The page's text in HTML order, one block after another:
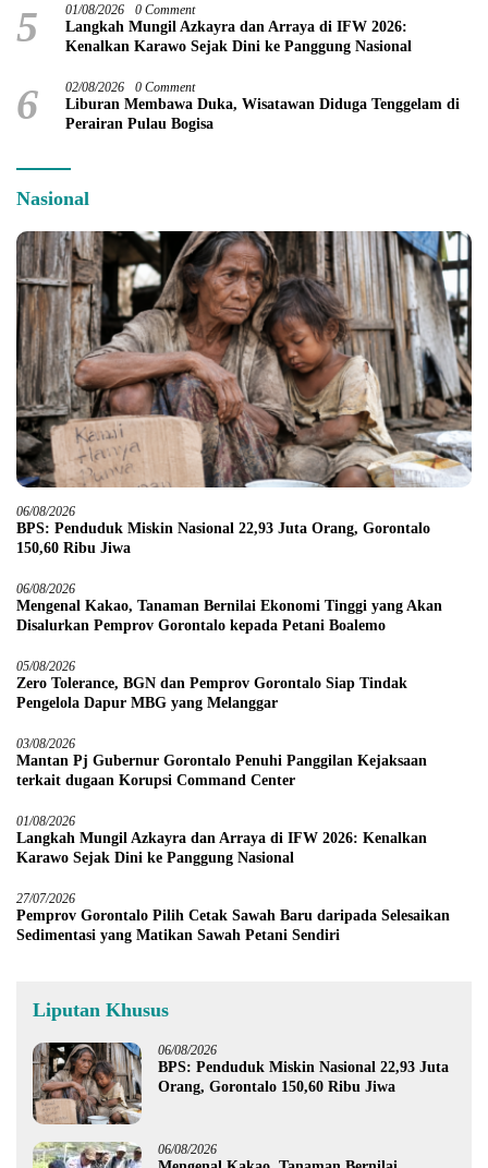
5 01/08/2026 0 Comment
Langkah Mungil Azkayra dan Arraya di IFW 2026:
Kenalkan Karawo Sejak Dini ke Panggung Nasional
6 02/08/2026 0 Comment
Liburan Membawa Duka, Wisatawan Diduga Tenggelam di
Perairan Pulau Bogisa
Nasional
06/08/2026
BPS: Penduduk Miskin Nasional 22,93 Juta Orang, Gorontalo
150,60 Ribu Jiwa
06/08/2026
Mengenal Kakao, Tanaman Bernilai Ekonomi Tinggi yang Akan
Disalurkan Pemprov Gorontalo kepada Petani Boalemo
05/08/2026
Zero Tolerance, BGN dan Pemprov Gorontalo Siap Tindak
Pengelola Dapur MBG yang Melanggar
03/08/2026
Mantan Pj Gubernur Gorontalo Penuhi Panggilan Kejaksaan
terkait dugaan Korupsi Command Center
01/08/2026
Langkah Mungil Azkayra dan Arraya di IFW 2026: Kenalkan
Karawo Sejak Dini ke Panggung Nasional
27/07/2026
Pemprov Gorontalo Pilih Cetak Sawah Baru daripada Selesaikan
Sedimentasi yang Matikan Sawah Petani Sendiri
Liputan Khusus
06/08/2026
BPS: Penduduk Miskin Nasional 22,93 Juta
Orang, Gorontalo 150,60 Ribu Jiwa
06/08/2026